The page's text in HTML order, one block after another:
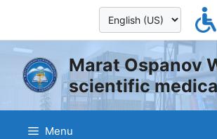
Marat Ospanov
scientific
Menu